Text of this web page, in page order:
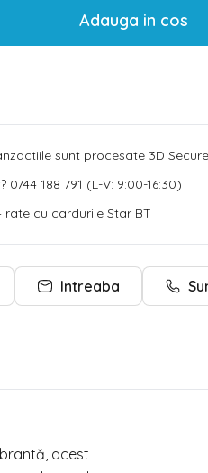
Adauga in cos
sunt procesate 3D Secure
188 791 (L-V: 9:00-16:30)
rate cu cardurile Star BT
Intreaba
acest